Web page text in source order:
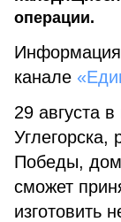
операции.
Информация
канале
29 августа
Углегорска,
Победы,
сможет
изготовить